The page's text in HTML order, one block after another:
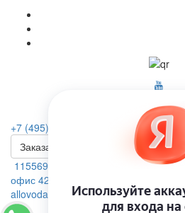
+7 (495) 223-46-26
Заказать звонок
115569, г. Москва,
офис 42А
allovoda@mail.ru